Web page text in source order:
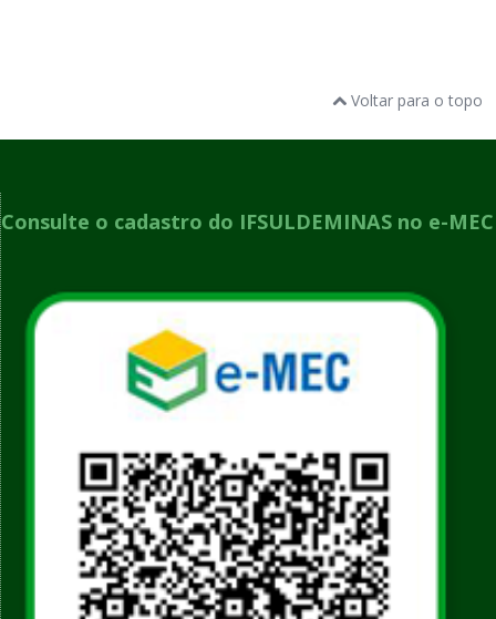
Voltar para o topo
Consulte o cadastro do IFSULDEMINAS no e-MEC